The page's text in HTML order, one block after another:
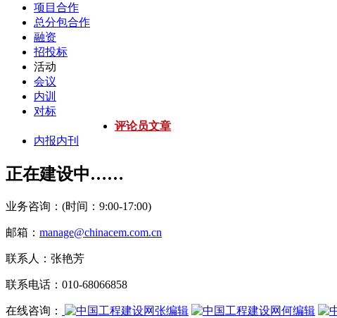
项目合作
总分包合作
融资
招投标
活动
会议
内训
对标
评论员文章
内报内刊
正在建设中……
业务咨询：(时间：9:00-17:00)
邮箱： manage@chinacem.com.cn
联系人：张艳芳
联系电话：010-68066858
在线咨询： 张编辑 何编辑